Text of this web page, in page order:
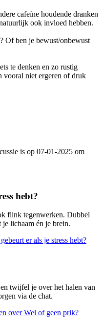
cafeïne houdende dranken
ook invloed hebben.
Of ben je bewust/onbewust
te denken en zo rustig
vooral niet ergeren of druk
is op 07-01-2025 om
hebt?
flink tegenwerken. Dubbel
lichaam én je brein.
er als je stress hebt?
twijfel je over het halen van
via de chat.
over Wel of geen prik?